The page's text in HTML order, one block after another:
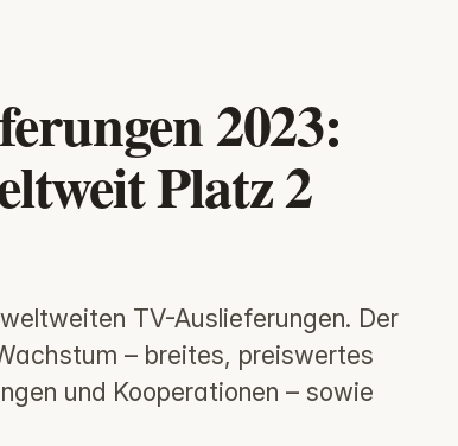
2023:
Platz 2
TV-Auslieferungen. Der
– breites, preiswertes
und Kooperationen – sowie